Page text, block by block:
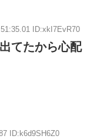
ID:xkI7EvR70
てたから心配
ID:k6d9SH6Z0